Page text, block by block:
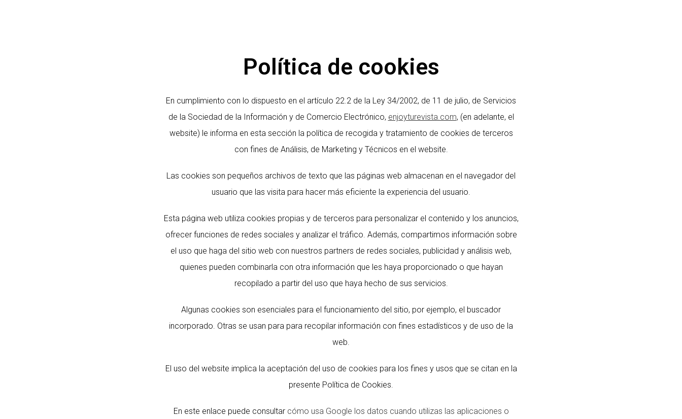
Política de cookies
En cumplimiento con lo dispuesto en el artículo 22.2 de la Ley 34/2002, de 11 de julio, de Servicios
de la Sociedad de la Información y de Comercio Electrónico, enjoyturevista.com, (en adelante, el
website) le informa en esta sección la política de recogida y tratamiento de cookies de terceros
con fines de Análisis, de Marketing y Técnicos en el website.
Las cookies son pequeños archivos de texto que las páginas web almacenan en el navegador del
usuario que las visita para hacer más eficiente la experiencia del usuario.
Esta página web utiliza cookies propias y de terceros para personalizar el contenido y los anuncios,
ofrecer funciones de redes sociales y analizar el tráfico. Además, compartimos información sobre
el uso que haga del sitio web con nuestros partners de redes sociales, publicidad y análisis web,
quienes pueden combinarla con otra información que les haya proporcionado o que hayan
recopilado a partir del uso que haya hecho de sus servicios.
Algunas cookies son esenciales para el funcionamiento del sitio, por ejemplo, el buscador
incorporado. Otras se usan para para recopilar información con fines estadísticos y de uso de la
web.
El uso del website implica la aceptación del uso de cookies para los fines y usos que se citan en la
presente Política de Cookies.
En este enlace puede consultar cómo usa Google los datos cuando utilizas las aplicaciones o